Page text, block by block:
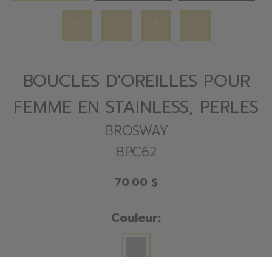
BOUCLES D'OREILLES POUR
FEMME EN STAINLESS, PERLES
BROSWAY
BPC62
70.00 $
Couleur: